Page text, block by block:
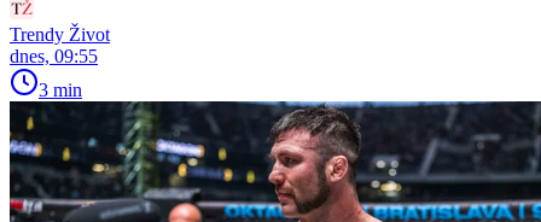
Trendy Život
dnes, 09:55
3 min